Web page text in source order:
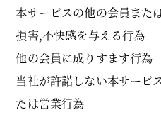
本サービスの他の会員また
損害,不快感を与える行為
他の会員に成りすます行為
当社が許諾しない本サービ
たは営業行為